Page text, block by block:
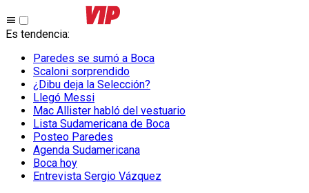
Es tendencia:
Paredes se sumó a Boca
Scaloni sorprendido
¿Dibu deja la Selección?
Llegó Messi
Mac Allister habló del vestuario
Lista Sudamericana de Boca
Posteo Paredes
Agenda Sudamericana
Boca hoy
Entrevista Sergio Vázquez